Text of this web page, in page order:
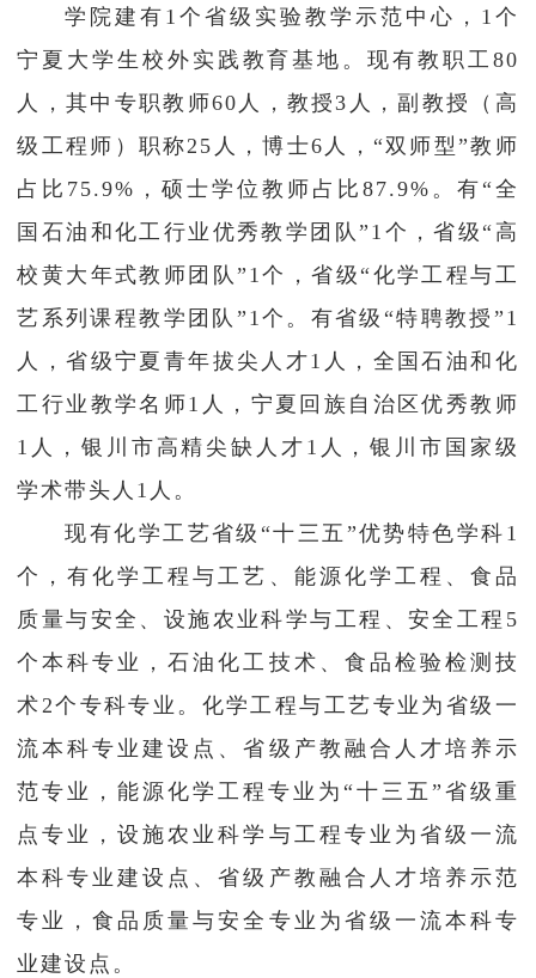
学院建有1个省级实验教学示范中心，1个
宁夏大学生校外实践教育基地。现有教职工80
人，其中专职教师60人，教授3人，副教授（高
级工程师）职称25人，博士6人，“双师型”教师
占比75.9%，硕士学位教师占比87.9%。有“全
国石油和化工行业优秀教学团队”1个，省级“高
校黄大年式教师团队”1个，省级“化学工程与工
艺系列课程教学团队”1个。有省级“特聘教授”1
人，省级宁夏青年拔尖人才1人，全国石油和化
工行业教学名师1人，宁夏回族自治区优秀教师
1人，银川市高精尖缺人才1人，银川市国家级
学术带头人1人。
现有化学工艺省级“十三五”优势特色学科1
个，有化学工程与工艺、能源化学工程、食品
质量与安全、设施农业科学与工程、安全工程5
个本科专业，石油化工技术、食品检验检测技
术2个专科专业。化学工程与工艺专业为省级一
流本科专业建设点、省级产教融合人才培养示
范专业，能源化学工程专业为“十三五”省级重
点专业，设施农业科学与工程专业为省级一流
本科专业建设点、省级产教融合人才培养示范
专业，食品质量与安全专业为省级一流本科专
业建设点。